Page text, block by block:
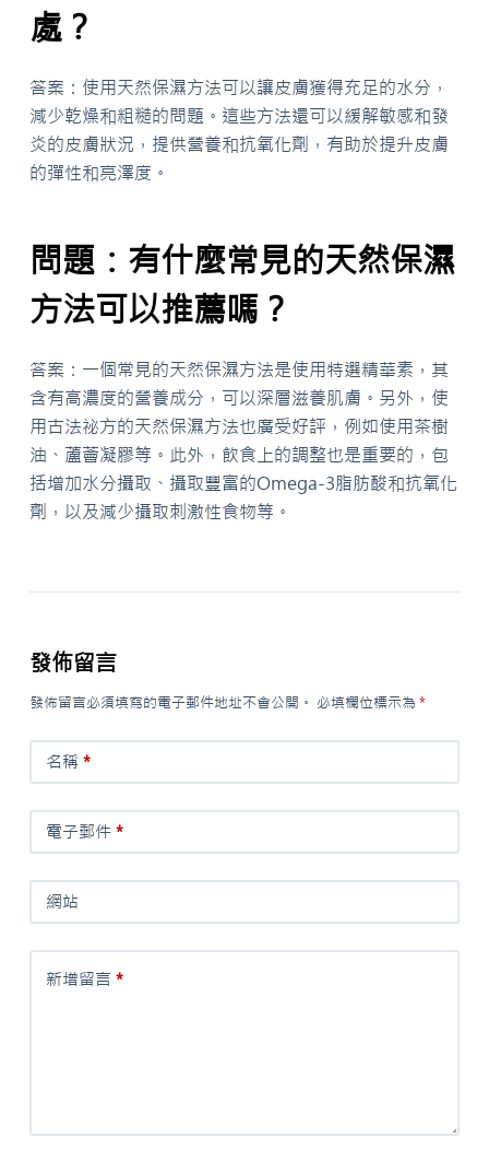
處？
答案：使用天然保濕方法可以讓皮膚獲得充足的水分，
減少乾燥和粗糙的問題。這些方法還可以緩解敏感和發
炎的皮膚狀況，提供營養和抗氧化劑，有助於提升皮膚
的彈性和亮澤度。
問題：有什麼常見的天然保濕
方法可以推薦嗎？
答案：一個常見的天然保濕方法是使用特選精華素，其
含有高濃度的營養成分，可以深層滋養肌膚。另外，使
用古法祕方的天然保濕方法也廣受好評，例如使用茶樹
油、蘆薈凝膠等。此外，飲食上的調整也是重要的，包
括增加水分攝取、攝取豐富的Omega-3脂肪酸和抗氧化
劑，以及減少攝取刺激性食物等。
發佈留言
發佈留言必須填寫的電子郵件地址不會公開。 必填欄位標示為 *
名稱 *
電子郵件*
網站
新增留言 *